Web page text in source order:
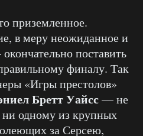
приземленное.
в меру неожиданное и
поставить
финалу. Так
«Игры престолов»
Бретт Уайсс— не
ни одному из крупных
за Серсею,